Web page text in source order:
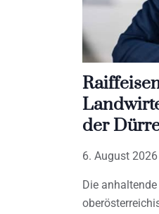
der
6. August 2026
Die